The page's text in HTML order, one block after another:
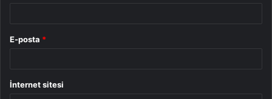
E-posta *
İnternet sitesi